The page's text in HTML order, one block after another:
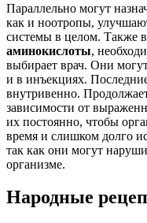
Параллельно могут
как и ноотропы,
системы в целом. Также
аминокислоты,
выбирает врач. Они могут
и в инъекциях.
внутривенно.
зависимости от
их постоянно, чтобы
время и слишком долго
так как они могут
организме.
Народные